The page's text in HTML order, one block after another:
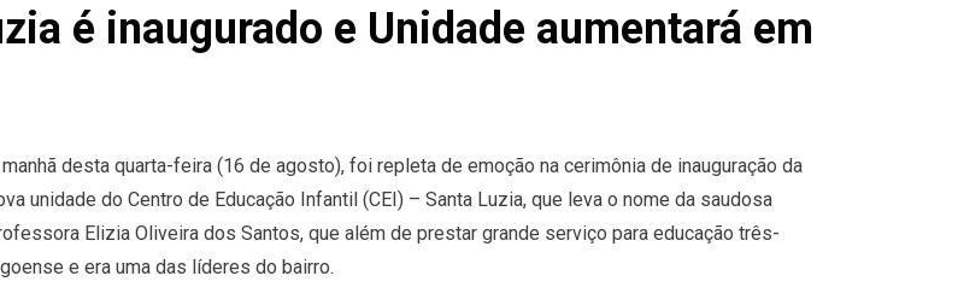
é inaugurado e Unidade aumentará em
desta quarta-feira (16 de agosto), foi repleta de emoção na cerimônia de inauguração da
unidade do Centro de Educação Infantil (CEI) – Santa Luzia, que leva o nome da saudosa
Elizia Oliveira dos Santos, que além de prestar grande serviço para educação três-
e era uma das líderes do bairro.